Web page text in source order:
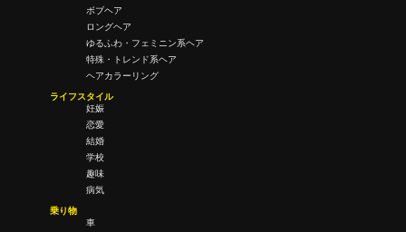
ボブヘア
ロングヘア
ゆるふわ・フェミニン系ヘア
特殊・トレンド系ヘア
ヘアカラーリング
ライフスタイル
妊娠
恋愛
結婚
学校
趣味
病気
乗り物
車